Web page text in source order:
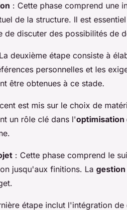
: Cette phase comprend une
de la structure. Il est
discuter des possibilités de
deuxième étape consiste à
personnelles et les
être obtenues à ce stade.
est mis sur le choix de
un rôle clé dans l'optimisation
: Cette phase comprend le
jusqu'aux finitions. La
étape inclut l'intégration